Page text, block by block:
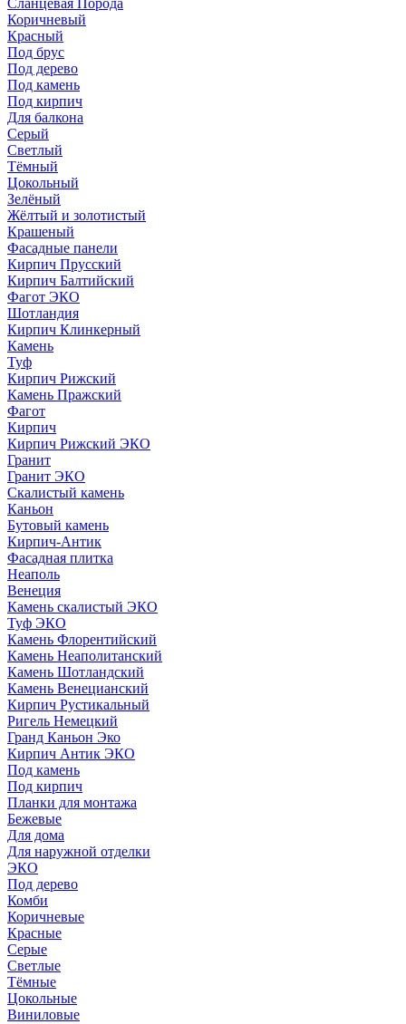
Сланцевая Порода
Коричневый
Красный
Под брус
Под дерево
Под камень
Под кирпич
Для балкона
Серый
Светлый
Тёмный
Цокольный
Зелёный
Жёлтый и золотистый
Крашеный
Фасадные панели
Кирпич Прусский
Кирпич Балтийский
Фагот ЭКО
Шотландия
Кирпич Клинкерный
Камень
Туф
Кирпич Рижский
Камень Пражский
Фагот
Кирпич
Кирпич Рижский ЭКО
Гранит
Гранит ЭКО
Скалистый камень
Каньон
Бутовый камень
Кирпич-Антик
Фасадная плитка
Неаполь
Венеция
Камень скалистый ЭКО
Туф ЭКО
Камень Флорентийский
Камень Неаполитанский
Камень Шотландский
Камень Венецианский
Кирпич Рустикальный
Ригель Немецкий
Гранд Каньон Эко
Кирпич Антик ЭКО
Под камень
Под кирпич
Планки для монтажа
Бежевые
Для дома
Для наружной отделки
ЭКO
Под дерево
Комби
Коричневые
Красные
Серые
Светлые
Тёмные
Цокольные
Виниловые